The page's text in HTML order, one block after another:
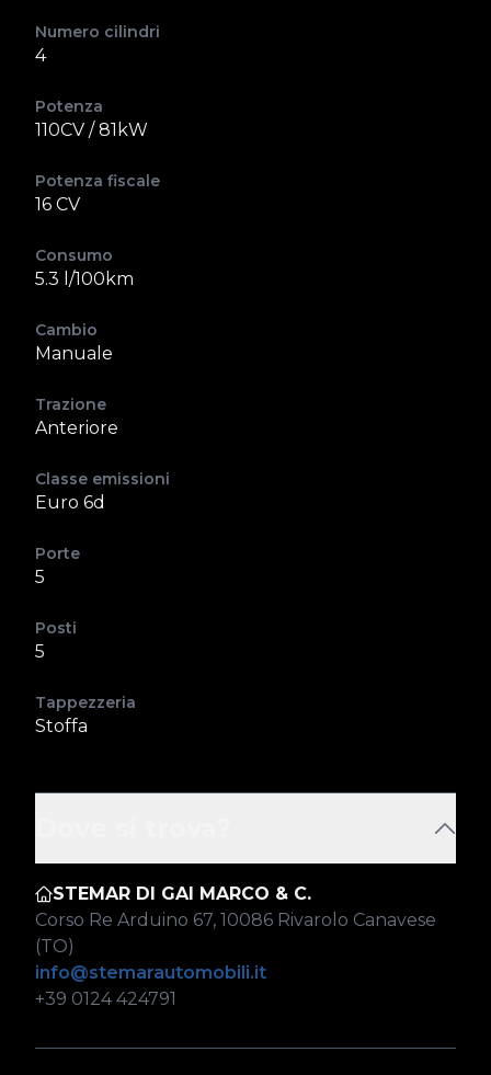
Numero cilindri
4
Potenza
110CV / 81kW
Potenza fiscale
16 CV
Consumo
5.3 l/100km
Cambio
Manuale
Trazione
Anteriore
Classe emissioni
Euro 6d
Porte
5
Posti
5
Tappezzeria
Stoffa
STEMAR DI GAI MARCO & C.
Corso Re Arduino 67, 10086 Rivarolo Canavese
(TO)
info@stemarautomobili.it
+39 0124 424791